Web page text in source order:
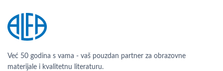
Već 50 godina s vama - vaš pouzdan partner za obrazovne
materijale i kvalitetnu literaturu.